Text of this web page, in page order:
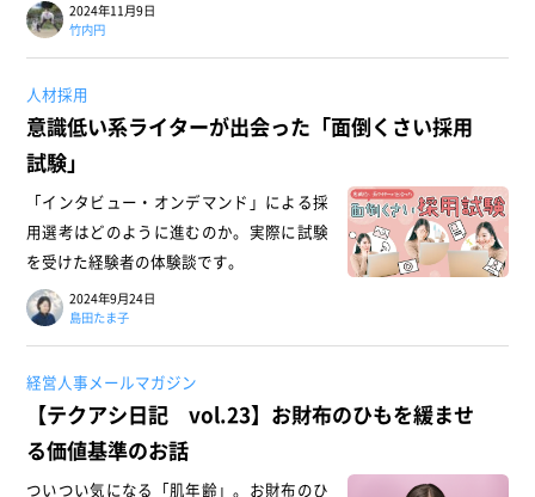
2024年11月9日
竹内円
人材採用
意識低い系ライターが出会った「面倒くさい採用
試験」
「インタビュー・オンデマンド」による採
用選考はどのように進むのか。実際に試験
を受けた経験者の体験談です。
2024年9月24日
島田たま子
経営人事メールマガジン
【テクアシ日記 vol.23】お財布のひもを緩ませ
る価値基準のお話
ついつい気になる「肌年齢」。お財布のひ